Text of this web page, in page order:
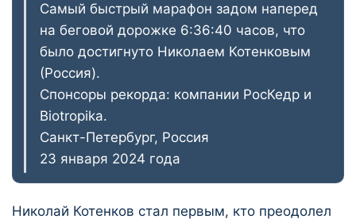
Самый быстрый марафон задом наперед
на беговой дорожке 6:36:40 часов, что
было достигнуто Николаем Котенковым
(Россия).
Спонсоры рекорда: компании РосКедр и
Biotropika.
Санкт-Петербург, Россия
23 января 2024 года
Николай Котенков стал первым, кто преодолел